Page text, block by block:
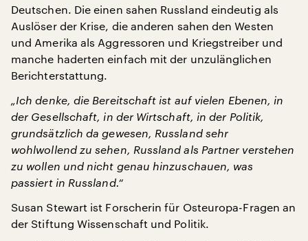
Deutschen. Die einen sahen Russland eindeutig als
Auslöser der Krise, die anderen sahen den Westen
und Amerika als Aggressoren und Kriegstreiber und
manche haderten einfach mit der unzulänglichen
Berichterstattung.
„Ich denke, die Bereitschaft ist auf vielen Ebenen, in
der Gesellschaft, in der Wirtschaft, in der Politik,
grundsätzlich da gewesen, Russland sehr
wohlwollend zu sehen, Russland als Partner verstehen
zu wollen und nicht genau hinzuschauen, was
passiert in Russland.“
Susan Stewart ist Forscherin für Osteuropa-Fragen an
der Stiftung Wissenschaft und Politik.